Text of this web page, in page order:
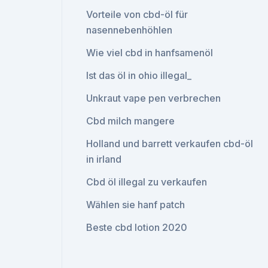
Vorteile von cbd-öl für
nasennebenhöhlen
Wie viel cbd in hanfsamenöl
Ist das öl in ohio illegal_
Unkraut vape pen verbrechen
Cbd milch mangere
Holland und barrett verkaufen cbd-öl
in irland
Cbd öl illegal zu verkaufen
Wählen sie hanf patch
Beste cbd lotion 2020